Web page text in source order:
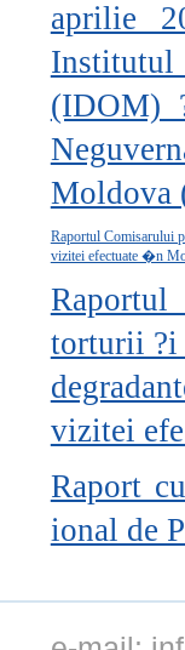
aprilie
(IDOM)
Moldova
Raportul Comisarului
vizitei efectuate �n
Raportul
torturii ?i
vizitei
Raport
ional de